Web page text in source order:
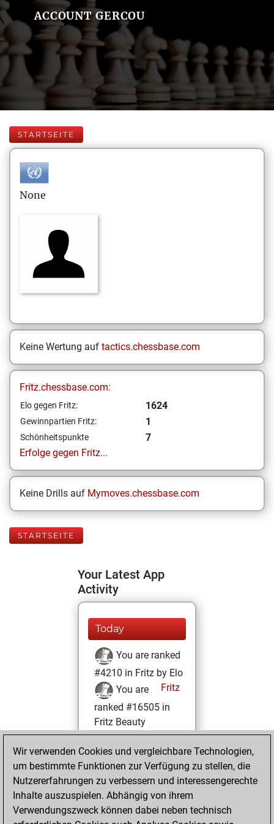
ACCOUNT GERCOU
STARTSEITE
None
Keine Wertung auf tactics.chessbase.com
Fritz.chessbase.com:
Elo gegen Fritz: 1624
Gewinnpartien Fritz: 1
Schönheitspunkte
7
Erfolge gegen Fritz...
Keine Drills auf Mymoves.chessbase.com
STARTSEITE
Your Latest App
Activity
Today
You are ranked
#4210 in Fritz by Elo
Fritz
You are
ranked #16505 in
Fritz Beauty
Samstag, Februar
25, 2023
You won
against Fritz
Fritz
Wir verwenden Cookies und vergleichbare Technologien,
um bestimmte Funktionen zur Verfügung zu stellen, die
Nutzererfahrungen zu verbessern und interessengerechte
Inhalte auszuspielen. Abhängig von ihrem
Verwendungszweck können dabei neben technisch